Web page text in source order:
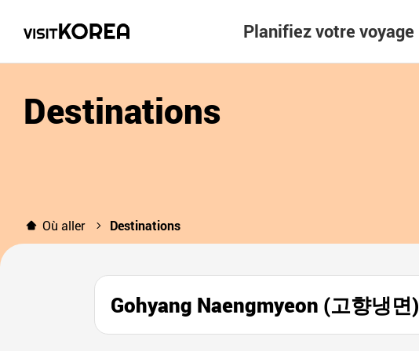
Planifiez votre voyage
Destinations
Où aller Destinations
Gohyang Naengmyeon (고향냉면)